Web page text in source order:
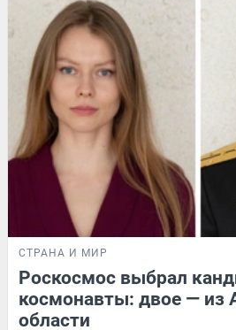
СТРАНА И МИР
Роскосмос выбрал
космонавты: двое — из
области